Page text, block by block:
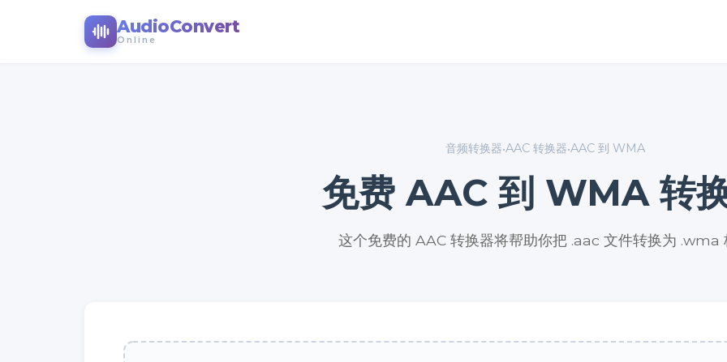
AudioConvert
Online
音频转换器•AAC 转换器•AAC 到 WMA
免费 AAC 到 WMA 转
这个免费的 AAC 转换器将帮助你把 .aac 文件转换为 .wma